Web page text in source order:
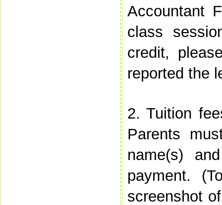
Accountant
class
credit,
reported the
2. Tuition
Parents
name(s)
payment.
screenshot